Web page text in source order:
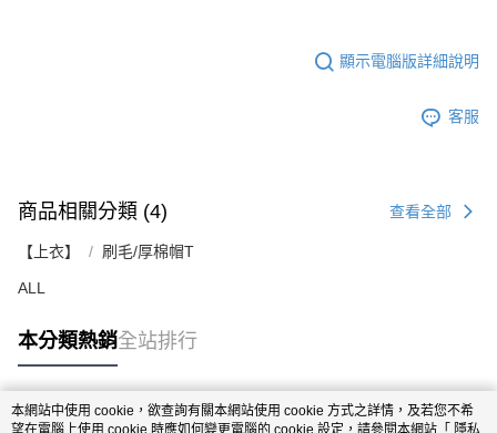
顯示電腦版詳細說明
客服
商品相關分類 (4) 查看全部
【上衣】 刷毛/厚棉帽T
ALL
本分類熱銷全站排行
熱門標籤
本網站中使用 cookie，欲查詢有關本網站使用 cookie 方式之詳情，及若您不希
望在電腦上使用 cookie 時應如何變更電腦的 cookie 設定，請參閱本網站「 隱私